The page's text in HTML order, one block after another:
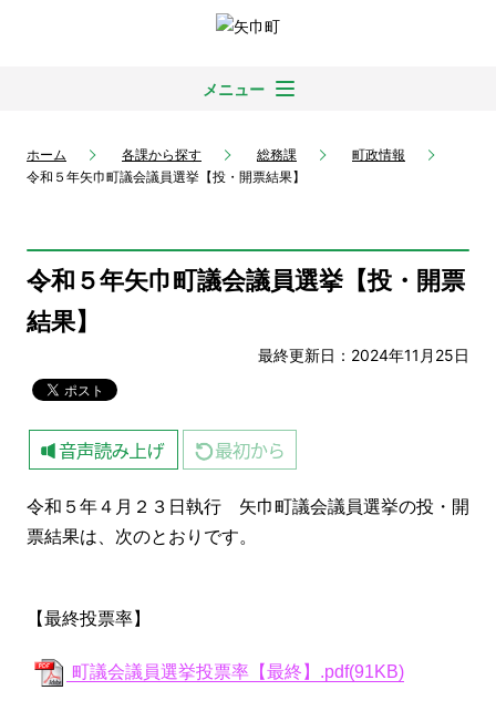
メニュー
ホーム 各課から探す 総務課
町政情報
令和５年矢巾町議会議員選挙【投・開票結果】
令和５年矢巾町議会議員選挙【投・開票
結果】
最終更新日：2024年11月25日
令和５年４月２３ 日執行 矢巾町議会議員選挙の投・開
票結果は、次のとおりです。
【最終投票率】
町議会議員選挙投票率【最終】.pdf(91KB)